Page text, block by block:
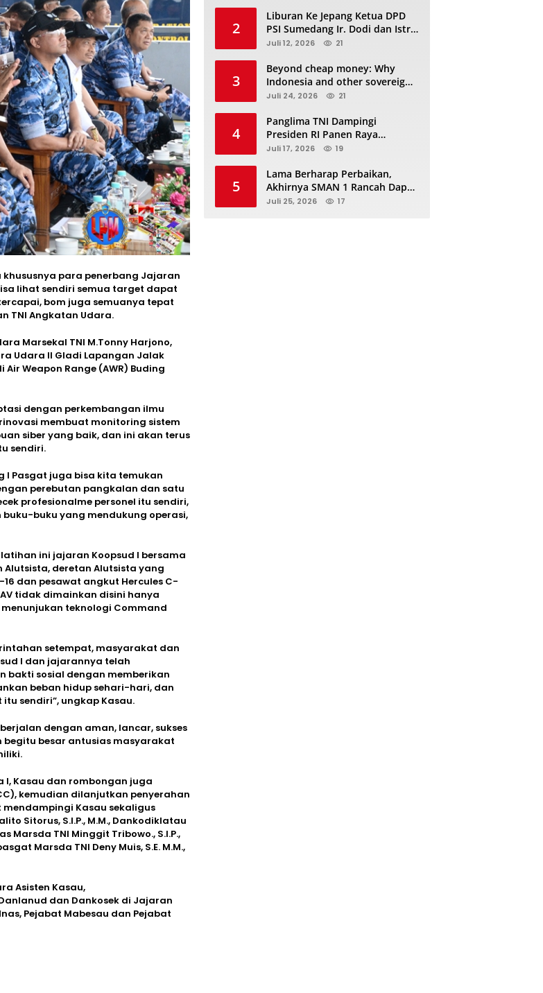
para penerbang Jajaran
lihat sendiri semua target dapat
bom juga semuanya tepat
TNI Angkatan Udara.
Marsekal TNI M.Tonny Harjono,
Udara II Gladi Lapangan Jalak
Weapon Range (AWR) Buding
dengan perkembangan ilmu
membuat monitoring sistem
siber yang baik, dan ini akan terus
sendiri.
I Pasgat juga bisa kita temukan
perebutan pangkalan dan satu
profesionalme personel itu sendiri,
buku yang mendukung operasi,
ini jajaran Koopsud I bersama
Alutsista, deretan Alutsista yang
dan pesawat angkut Hercules C-
tidak dimainkan disini hanya
teknologi Command
setempat, masyarakat dan
I dan jajarannya telah
bakti sosial dengan memberikan
beban hidup sehari-hari, dan
sendiri”, ungkap Kasau.
dengan aman, lancar, sukses
besar antusias masyarakat
Kasau dan rombongan juga
kemudian dilanjutkan penyerahan
Kasau sekaligus
Sitorus, S.I.P., M.M., Dankodiklatau
Marsda TNI Minggit Tribowo., S.I.P.,
Marsda TNI Deny Muis, S.E. M.M.,
Asisten Kasau,
dan Dankosek di Jajaran
Pejabat Mabesau dan Pejabat
2
Liburan Ke Jepang Ketua DPD
PSI Sumedang Ir. Dodi dan Istri
Kibarkan Bendera PSI “Jangan
Juli 12, 2026 21
3
Beyond cheap money: Why
Indonesia and other sovereigns
are turning to panda bonds
Juli 24, 2026 21
4
Panglima TNI Dampingi
Presiden RI Panen Raya
Terpadu TNI, Perkuat
Juli 17, 2026 19
5
Lama Berharap Perbaikan,
Akhirnya SMAN 1 Rancah Dapat
Revitalisasi dan Kini Sedang
Juli 25, 2026 17